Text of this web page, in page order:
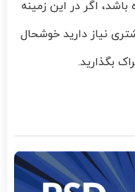
اگر در این زمینه
نیاز دارید خوشحال
بگذارید.